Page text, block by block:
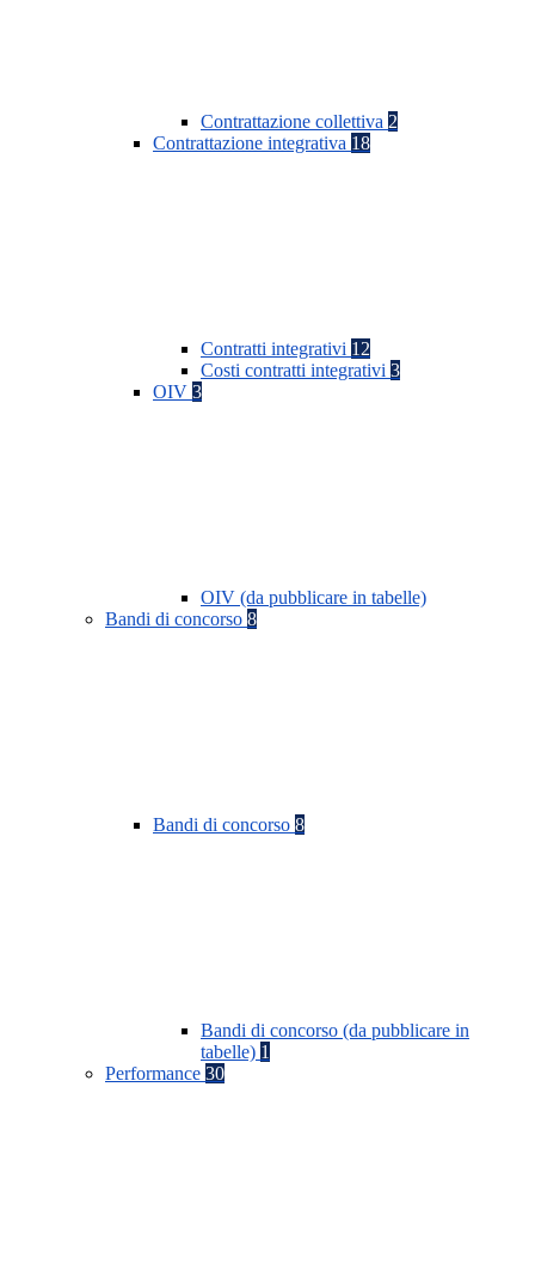
Contrattazione collettiva 2
Contrattazione integrativa 18
Contratti integrativi 12
Costi contratti integrativi 3
OIV 3
OIV (da pubblicare in tabelle)
Bandi di concorso 8
Bandi di concorso 8
Bandi di concorso (da pubblicare in
tabelle) 1
Performance 30